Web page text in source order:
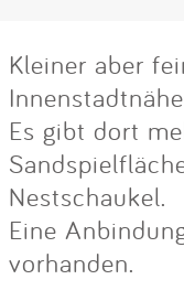
Kleiner aber
Es gibt dort
Nestschaukel.
Eine
vorhanden.